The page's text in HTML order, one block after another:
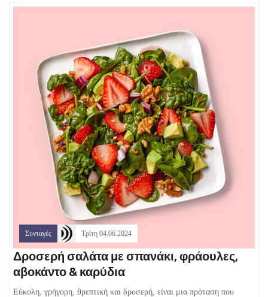
Συνταγές Τρίτη 04.06.2024
Δροσερή σαλάτα με σπανάκι, φράουλες,
αβοκάντο & καρύδια
Εύκολη, γρήγορη, θρεπτική και δροσερή, είναι μια πρόταση που